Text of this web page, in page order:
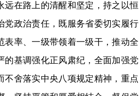
在路上的清醒和坚定，持之以恒
党政治责任，既服务省委切实履行
率、一级带领着一级干，推动全
基调强化正风肃纪，全面加强党
舍落实中央八项规定精神，重点